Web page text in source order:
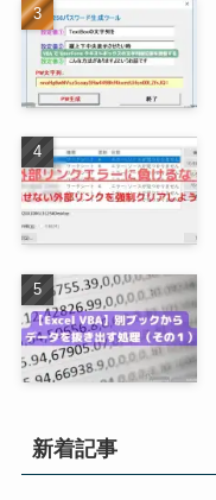
新着記事